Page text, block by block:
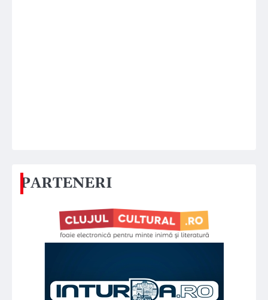
PARTENERI